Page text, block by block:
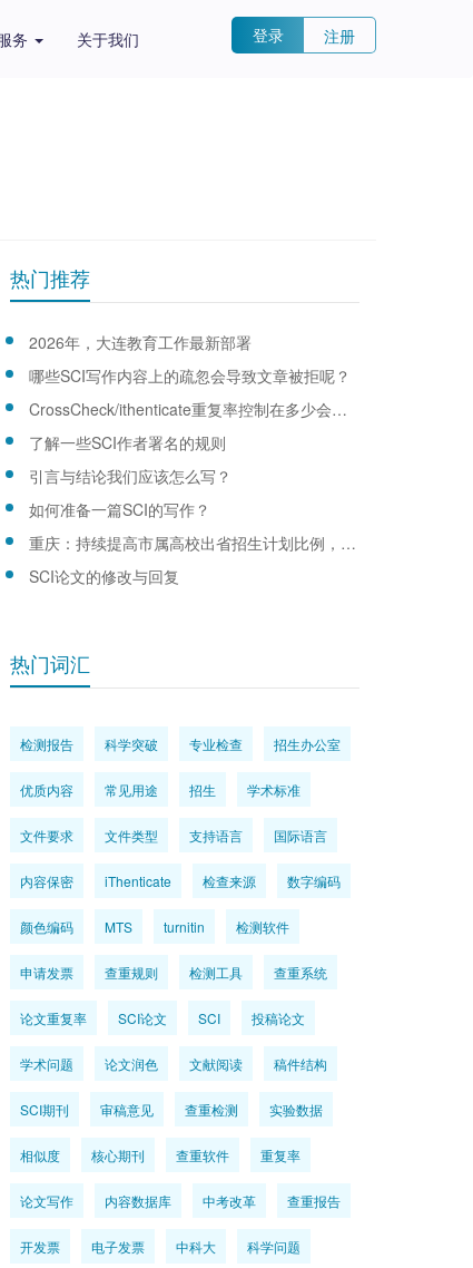
务 关于我们 登录 注册
热门推荐
2026年，大连教育工作最新部署
哪些SCI写作内容上的疏忽会导致文章被拒呢？
CrossCheck/ithenticate重复率控制在多少会比较安全?
了解一些SCI作者署名的规则
引言与结论我们应该怎么写？
如何准备一篇SCI的写作？
重庆：持续提高市属高校出省招生计划比例，优化生源结构
SCI论文的修改与回复
热门词汇
检测报告 科学突破 专业检查 招生办公室
优质内容 常见用途 招生 学术标准
文件要求 文件类型 支持语言 国际语言
内容保密 iThenticate 检查来源 数字编码
颜色编码 MTS turnitin 检测软件
申请发票 查重规则 检测工具 查重系统
论文重复率 SCI论文 SCI 投稿论文
学术问题 论文润色 文献阅读 稿件结构
SCI期刊 审稿意见 查重检测 实验数据
相似度 核心期刊 查重软件 重复率
论文写作 内容数据库 中考改革 查重报告
开发票 电子发票 中科大 科学问题